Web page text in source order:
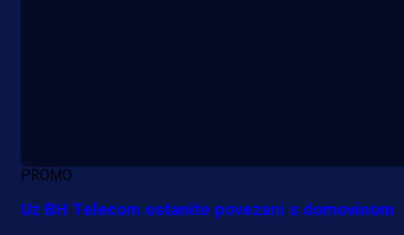
PROMO
Uz BH Telecom ostanite povezani s domovinom